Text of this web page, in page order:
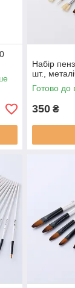
Набір
шт.,
Готово до
350 ₴